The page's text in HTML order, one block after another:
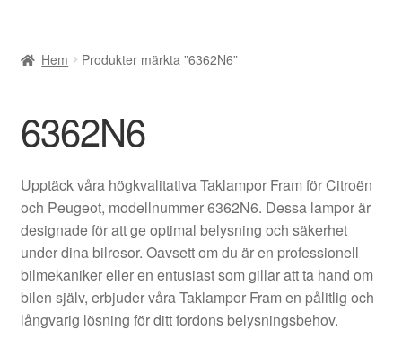
Betalningar
Integritetspolicy
Kolla upp
Kontakt
Mitt konto
Hem Produkter märkta ”6362N6”
6362N6
Upptäck våra högkvalitativa Taklampor Fram för Citroën
och Peugeot, modellnummer 6362N6. Dessa lampor är
designade för att ge optimal belysning och säkerhet
under dina bilresor. Oavsett om du är en professionell
bilmekaniker eller en entusiast som gillar att ta hand om
bilen själv, erbjuder våra Taklampor Fram en pålitlig och
långvarig lösning för ditt fordons belysningsbehov.